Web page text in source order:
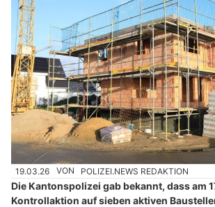
19.03.26 VON POLIZEI.NEWS REDAKTION
Die Kantonspolizei gab bekannt, dass am
Kontrollaktion auf sieben aktiven